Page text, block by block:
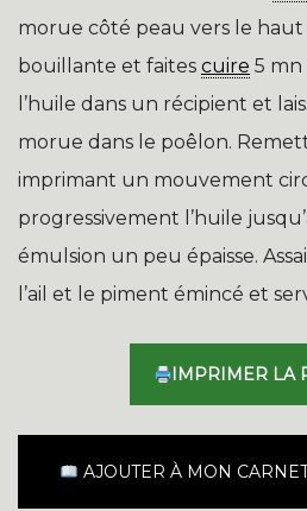
morue côté peau vers le haut
bouillante et faites cuire 5 mn
l’huile dans un récipient et
morue dans le poêlon.
imprimant un mouvement
progressivement l’huile
émulsion un peu épaisse.
l’ail et le piment émincé et
IMPRIMER LA
AJOUTER À MON